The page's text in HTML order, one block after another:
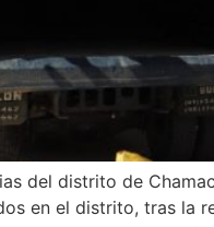
del distrito de
en el distrito, tras la